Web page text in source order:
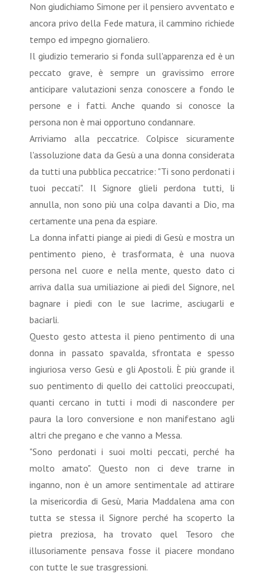
Non giudichiamo Simone per il pensiero avventato e
ancora privo della Fede matura, il cammino richiede
tempo ed impegno giornaliero.
Il giudizio temerario si fonda sull'apparenza ed è un
peccato grave, è sempre un gravissimo errore
anticipare valutazioni senza conoscere a fondo le
persone e i fatti. Anche quando si conosce la
persona non è mai opportuno condannare.
Arriviamo alla peccatrice. Colpisce sicuramente
l'assoluzione data da Gesù a una donna considerata
da tutti una pubblica peccatrice: "Ti sono perdonati i
tuoi peccati". Il Signore glieli perdona tutti, li
annulla, non sono più una colpa davanti a Dio, ma
certamente una pena da espiare.
La donna infatti piange ai piedi di Gesù e mostra un
pentimento pieno, è trasformata, è una nuova
persona nel cuore e nella mente, questo dato ci
arriva dalla sua umiliazione ai piedi del Signore, nel
bagnare i piedi con le sue lacrime, asciugarli e
baciarli.
Questo gesto attesta il pieno pentimento di una
donna in passato spavalda, sfrontata e spesso
ingiuriosa verso Gesù e gli Apostoli. È più grande il
suo pentimento di quello dei cattolici preoccupati,
quanti cercano in tutti i modi di nascondere per
paura la loro conversione e non manifestano agli
altri che pregano e che vanno a Messa.
"Sono perdonati i suoi molti peccati, perché ha
molto amato". Questo non ci deve trarne in
inganno, non è un amore sentimentale ad attirare
la misericordia di Gesù, Maria Maddalena ama con
tutta se stessa il Signore perché ha scoperto la
pietra preziosa, ha trovato quel Tesoro che
illusoriamente pensava fosse il piacere mondano
con tutte le sue trasgressioni.